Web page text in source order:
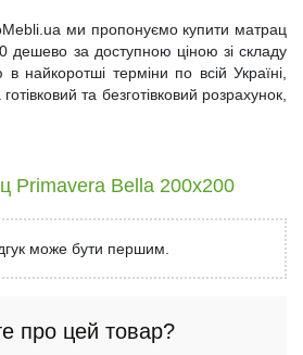
ми пропонуємо купити матрац
дешево за доступною ціною зі складу
найкоротші терміни по всій Україні,
та безготівковий розрахунок,
Primavera Bella 200x200
може бути першим.
про цей товар?